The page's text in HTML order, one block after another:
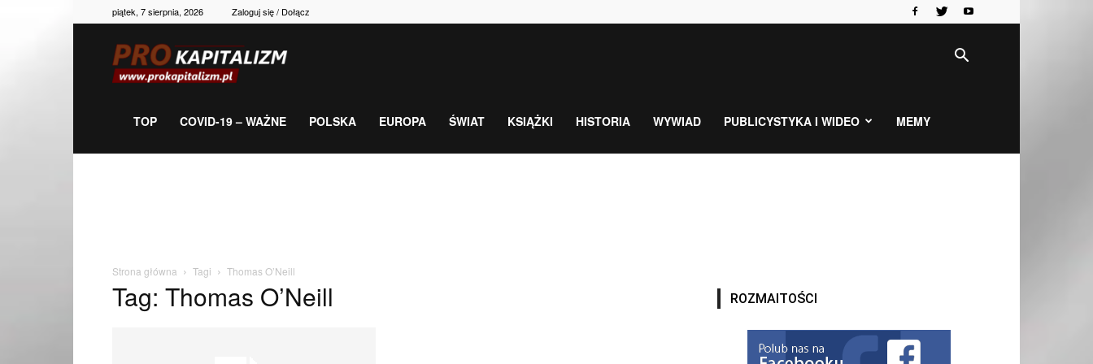
piątek, 7 sierpnia, 2026 Zaloguj się / Dołącz
gospodarka,
TOP COVID-19 – WAŻNE POLSKA EUROPA ŚWIAT KSIĄŻKI HISTORIA WYWIAD PUBLICYSTYKA I WIDEO MEMY
Strona główna Tagi Thomas O’Neill
Tag: Thomas O’Neill ROZMAITOŚCI